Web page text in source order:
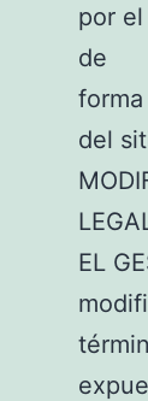
por
de
del
EL